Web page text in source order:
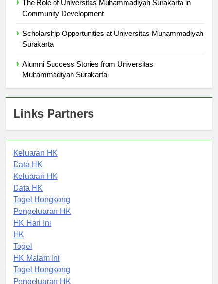
The Role of Universitas Muhammadiyah Surakarta in
Scholarship Opportunities at Universitas Muhammadiyah
Alumni Success Stories from Universitas
Keluaran HK
Data HK
Keluaran HK
Data HK
Togel Hongkong
Pengeluaran HK
HK Hari Ini
HK
Togel
HK Malam Ini
Togel Hongkong